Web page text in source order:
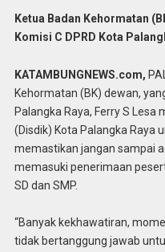
Ketua Badan Kehormatan
Komisi C DPRD Kota
KATAMBUNGNEWS.com,
Kehormatan (BK) dewan,
Palangka Raya, Ferry S Lesa
(Disdik) Kota Palangka Raya
memastikan jangan sampai
memasuki penerimaan
SD dan SMP.
“Banyak kekhawatiran,
tidak bertanggung jawab